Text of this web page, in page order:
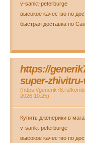
v-sankt-peterburge
высокое качество по
быстрая доставка по
https://
super-
(https://generik78.ru/
2026 10:25)
Купить дженерики в
v-sankt-peterburge
высокое качество по